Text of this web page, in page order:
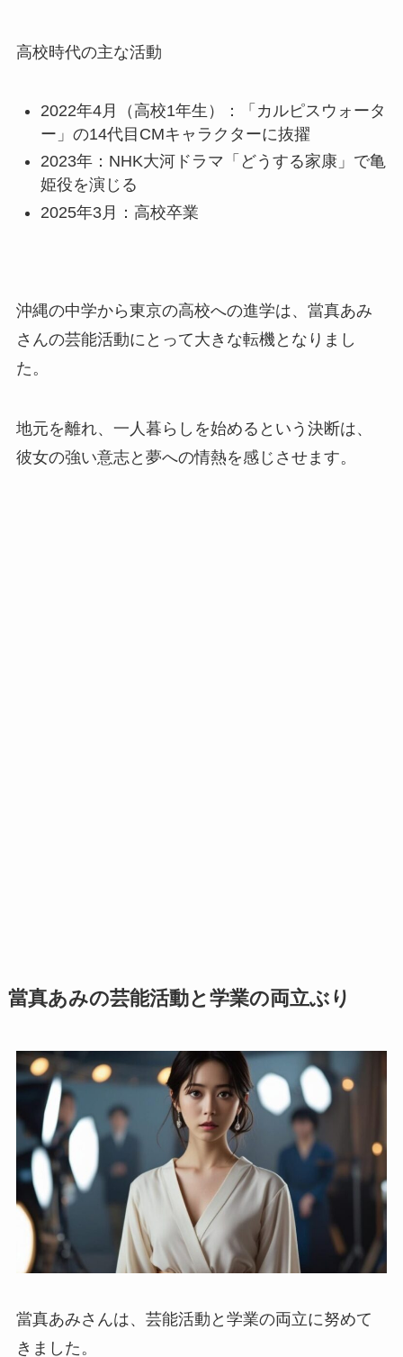
高校時代の主な活動
2022年4月（高校1年生）：「カルピスウォータ
ー」の14代目CMキャラクターに抜擢
2023年：NHK大河ドラマ「どうする家康」で亀
姫役を演じる
2025年3月：高校卒業
沖縄の中学から東京の高校への進学は、當真あみ
さんの芸能活動にとって大きな転機となりまし
た。
地元を離れ、一人暮らしを始めるという決断は、
彼女の強い意志と夢への情熱を感じさせます。
當真あみの芸能活動と学業の両立ぶり
當真あみさんは、芸能活動と学業の両立に努めて
きました。